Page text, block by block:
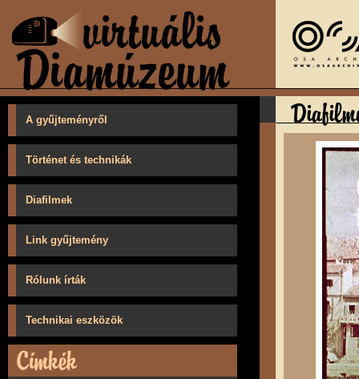
A gyűjteményről
Történet és technikák
Diafilmek
Link gyűjtemény
Rólunk írták
Technikai eszközök